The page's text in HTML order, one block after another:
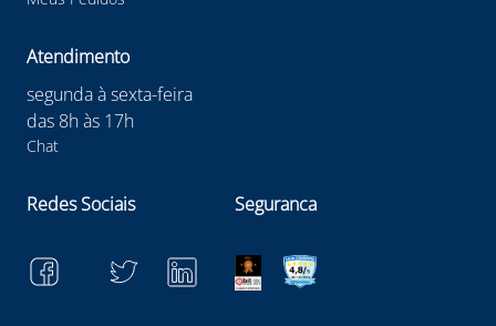
Atendimento
segunda à sexta-feira
das 8h às 17h
Chat
Redes Sociais Seguranca